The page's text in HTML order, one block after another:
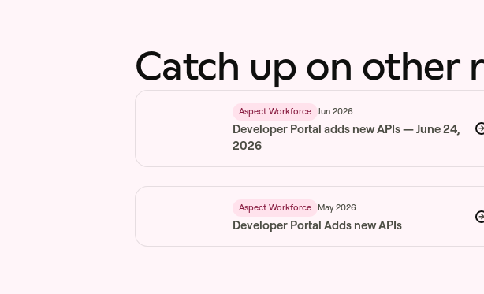
Catch up on other
Aspect Workforce Jun 2026
Developer Portal adds new APIs — June 24,
2026
Aspect Workforce May 2026
Developer Portal Adds new APIs